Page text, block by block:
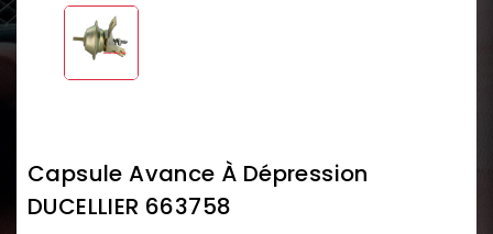
Capsule Avance À Dépression
DUCELLIER 663758